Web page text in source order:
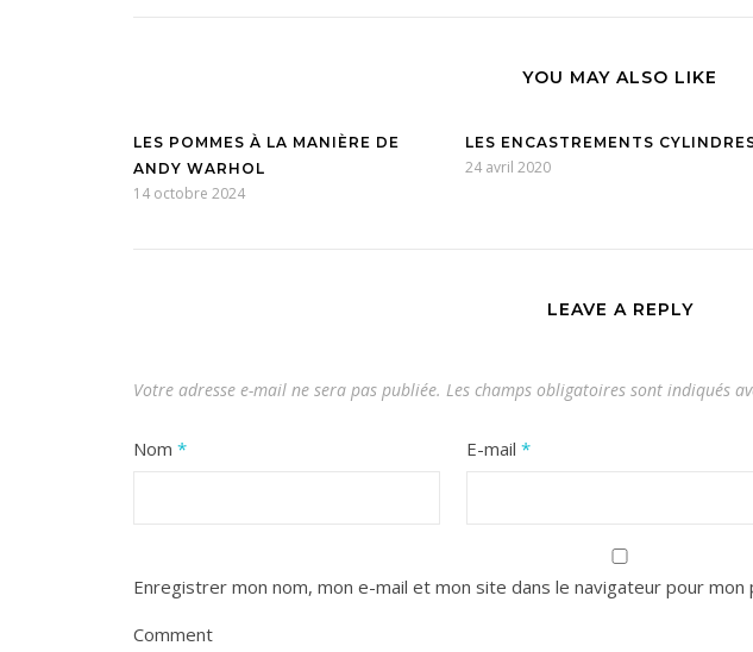
YOU MAY ALSO LIKE
LES POMMES À LA MANIÈRE DE
ANDY WARHOL
14 octobre 2024
LES ENCASTREMENTS
24 avril 2020
LEAVE A REPLY
Votre adresse e-mail ne sera pas publiée. Les champs obligatoires sont indiqués
Nom * E-mail *
Enregistrer mon nom, mon e-mail et mon site dans le navigateur pour mon
Comment